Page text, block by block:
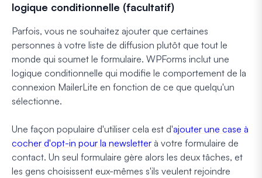
logique conditionnelle (facultatif)
Parfois, vous ne souhaitez ajouter que certaines
personnes à votre liste de diffusion plutôt que tout le
monde qui soumet le formulaire. WPForms inclut une
logique conditionnelle qui modifie le comportement de la
connexion MailerLite en fonction de ce que quelqu'un
sélectionne.
Une façon populaire d'utiliser cela est d'ajouter une case à
cocher d'opt-in pour la newsletter à votre formulaire de
contact. Un seul formulaire gère alors les deux tâches, et
les gens choisissent eux-mêmes s'ils veulent rejoindre